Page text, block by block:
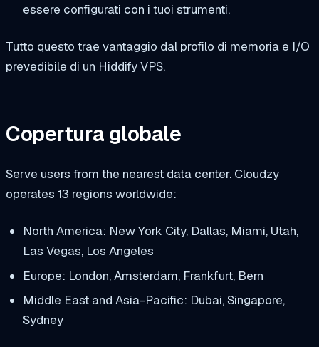
essere configurati con i tuoi strumenti.
Tutto questo trae vantaggio dal profilo di memoria e I/O
prevedibile di un Hiddify VPS.
Copertura globale
Serve users from the nearest data center. Cloudzy
operates 13 regions worldwide:
North America: New York City, Dallas, Miami, Utah,
Las Vegas, Los Angeles
Europe: London, Amsterdam, Frankfurt, Bern
Middle East and Asia-Pacific: Dubai, Singapore,
Sydney